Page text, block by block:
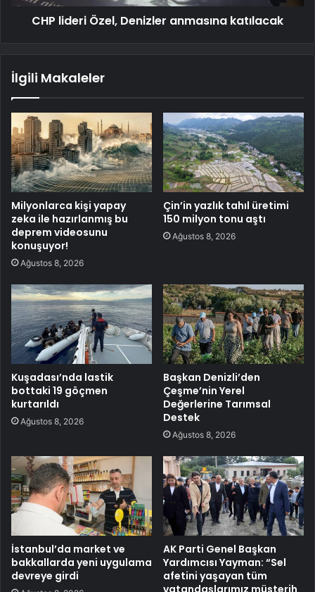
CHP lideri Özel, Denizler anmasına katılacak
İlgili Makaleler
Milyonlarca kişi yapay
zeka ile hazırlanmış bu
deprem videosunu
konuşuyor!
Ağustos 8, 2026
Çin’in yazlık tahıl üretimi
150 milyon tonu aştı
Ağustos 8, 2026
Kuşadası’nda lastik
bottaki 19 göçmen
kurtarıldı
Ağustos 8, 2026
Başkan Denizli’den
Çeşme’nin Yerel
Değerlerine Tarımsal
Destek
Ağustos 8, 2026
İstanbul’da market ve
bakkallarda yeni uygulama
devreye girdi
AK Parti Genel Başkan
Yardımcısı Yayman: “Sel
afetini yaşayan tüm
vatandaşlarımız müsterih